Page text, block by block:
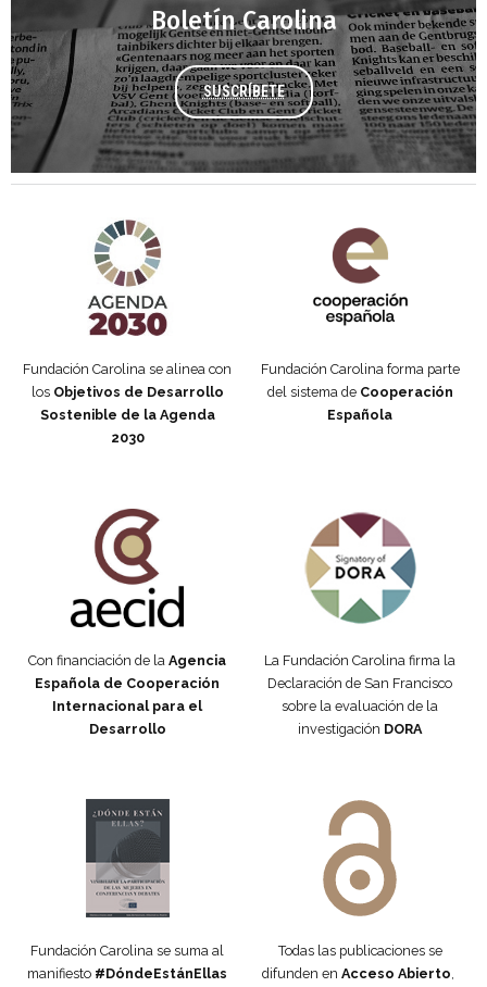
Boletín Carolina
SUSCRÍBETE
Fundación Carolina se alinea con
los Objetivos de Desarrollo
Sostenible de la Agenda
2030
Fundación Carolina forma parte
del sistema de Cooperación
Española
Con financiación de la Agencia
Española de Cooperación
Internacional para el
Desarrollo
La Fundación Carolina firma la
Declaración de San Francisco
sobre la evaluación de la
investigación DORA
Fundación Carolina se suma al
manifiesto #DóndeEstánEllas
Todas las publicaciones se
difunden en Acceso Abierto,